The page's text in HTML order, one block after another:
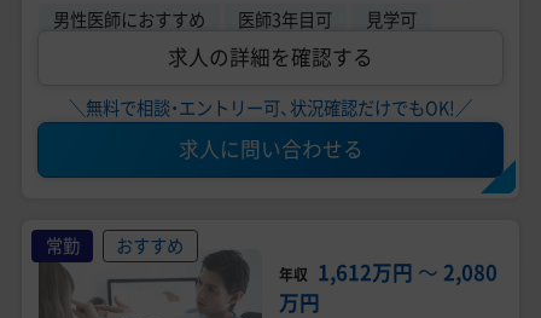
男性医師におすすめ
医師3年目可 見学可
求人の詳細を確認する
＼無料で相談・エントリー可、状況確認だけでもOK!／
求人に問い合わせる
常勤 おすすめ
年収 1,612万円 〜 2,080
万円